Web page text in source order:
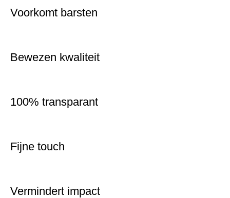
Voorkomt barsten
Bewezen kwaliteit
100% transparant
Fijne touch
Vermindert impact